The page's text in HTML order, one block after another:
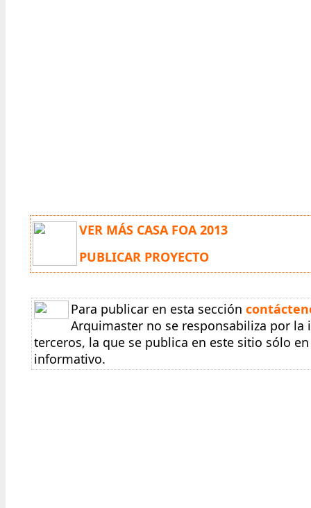
VER MÁS CASA FOA 2013
PUBLICAR PROYECTO
Para publicar en esta sección
Arquimaster no se responsabiliza por
terceros, la que se publica en este sitio sólo
informativo.